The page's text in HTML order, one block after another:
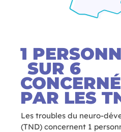
PAR LES
1
SUR 6
Les troubles du neuro-
(TND) concernent 1